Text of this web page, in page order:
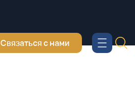
Связаться с нами